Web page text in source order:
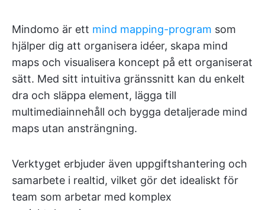
Mindomo är ett mind mapping-program som
hjälper dig att organisera idéer, skapa mind
maps och visualisera koncept på ett organiserat
sätt. Med sitt intuitiva gränssnitt kan du enkelt
dra och släppa element, lägga till
multimediainnehåll och bygga detaljerade mind
maps utan ansträngning.
Verktyget erbjuder även uppgiftshantering och
samarbete i realtid, vilket gör det idealiskt för
team som arbetar med komplex